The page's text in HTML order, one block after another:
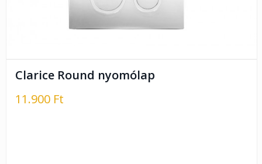
Clarice Round nyomólap
11.900 Ft